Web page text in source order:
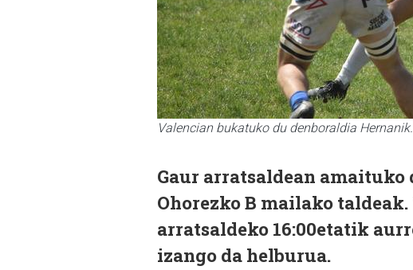
Valencian bukatuko du denboraldia Hernanik.
Gaur arratsaldean
Ohorezko B mailako
arratsaldeko 16:00etatik
izango da helburua.